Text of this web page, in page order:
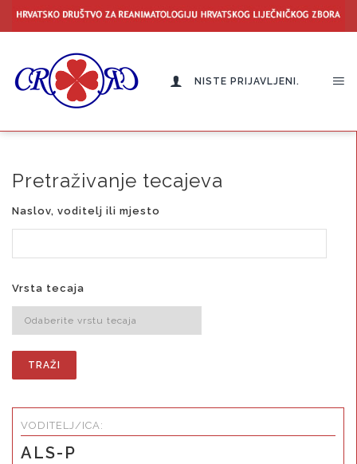
NISTE PRIJAVLJENI.
Pretraživanje tecajeva
Naslov, voditelj ili mjesto
Vrsta tecaja
VODITELJ/ICA:
ALS-P